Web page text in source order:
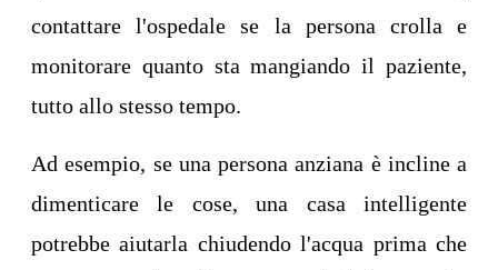
contattare l'ospedale se la persona crolla e
monitorare quanto sta mangiando il paziente,
tutto allo stesso tempo.
Ad esempio, se una persona anziana è incline a
dimenticare le cose, una casa intelligente
potrebbe aiutarla chiudendo l'acqua prima che